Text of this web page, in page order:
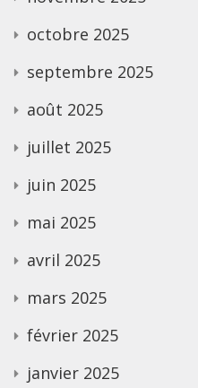
octobre 2025
septembre 2025
août 2025
juillet 2025
juin 2025
mai 2025
avril 2025
mars 2025
février 2025
janvier 2025